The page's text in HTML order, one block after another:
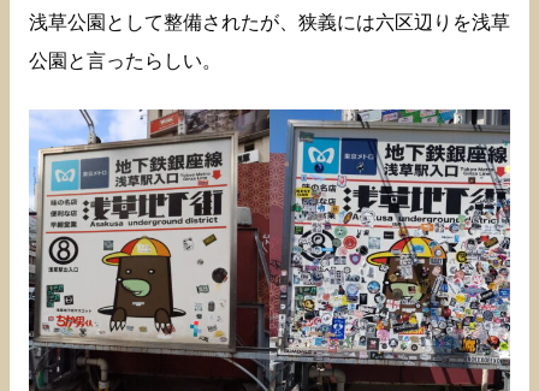
浅草公園として整備されたが、狭義には六区辺りを浅草
公園と言ったらしい。